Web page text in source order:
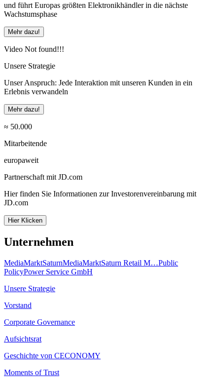
und führt Europas größten Elektronikhändler in die nächste
Wachstumsphase
Mehr dazu!
Video Not found!!!
Unsere Strategie
Unser Anspruch: Jede Interaktion mit unseren Kunden in ein
Erlebnis verwandeln
Mehr dazu!
≈ 50.000
Mitarbeitende
europaweit
Partnerschaft mit JD.com
Hier finden Sie Informationen zur Investorenvereinbarung mit
JD.com
Hier Klicken
Unternehmen
MediaMarktSaturnMediaMarktSaturn Retail M…Public
PolicyPower Service GmbH
Unsere Strategie
Vorstand
Corporate Governance
Aufsichtsrat
Geschichte von CECONOMY
Moments of Trust